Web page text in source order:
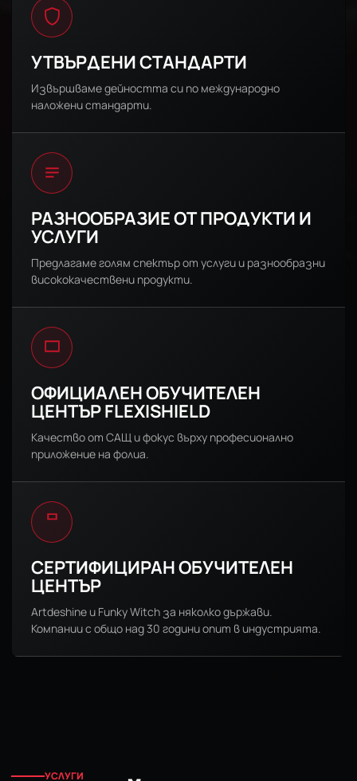
УТВЪРДЕНИ СТАНДАРТИ
Извършваме дейността си по международно
наложени стандарти.
РАЗНООБРАЗИЕ ОТ ПРОДУКТИ И
УСЛУГИ
Предлагаме голям спектър от услуги и разнообразни
висококачествени продукти.
ОФИЦИАЛЕН ОБУЧИТЕЛЕН
ЦЕНТЪР FLEXISHIELD
Качество от САЩ и фокус върху професионално
приложение на фолиа.
СЕРТИФИЦИРАН ОБУЧИТЕЛЕН
ЦЕНТЪР
Artdeshine и Funky Witch за няколко държави.
Компании с общо над 30 години опит в индустрията.
УСЛУГИ